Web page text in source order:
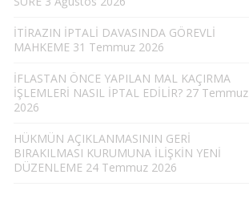
İTİRAZIN İPTALİ DAVASINDA GÖREVLİ
MAHKEME 31 Temmuz 2026
İFLASTAN ÖNCE YAPILAN MAL KAÇIRMA
İŞLEMLERİ NASIL İPTAL EDİLİR? 27 Temmuz
2026
HÜKMÜN AÇIKLANMASININ GERİ
BIRAKILMASI KURUMUNA İLİŞKİN YENİ
DÜZENLEME 24 Temmuz 2026